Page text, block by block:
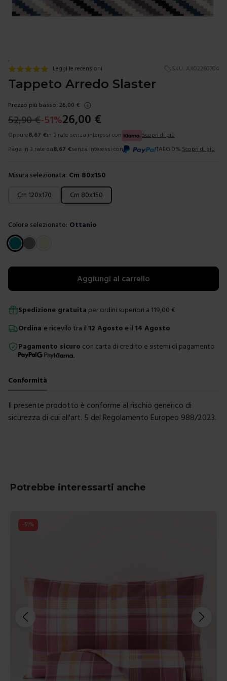
.
Leggi le recensioni SKU: AX02260704
Tappeto Arredo Slaster
Prezzo più basso: 26,00 €
52,90€-51%26,00 €
Oppure8,67 €in 3 rate senza interessi con
Scopri di più
Paga in 3 rate da8,67 €senza interessi con TAEG 0%. Scopri di più
Misura selezionata: Cm 80x150
Scegli una misura
Cm 120x170 Cm 80x150
Colore selezionato: Ottanio
Scegli un colore
Aggiungi al carrello
Spedizione gratuita per ordini superiori a 119,00 €
Ordina e ricevilo tra il 12 Agosto e il 14 Agosto
Pagamento sicuro con carta di credito e sistemi di pagamento
Conformità
Il presente prodotto è conforme al rischio generico di
sicurezza di cui all'art. 5 del Regolamento Europeo 988/2023.
Potrebbe interessarti anche
-51%